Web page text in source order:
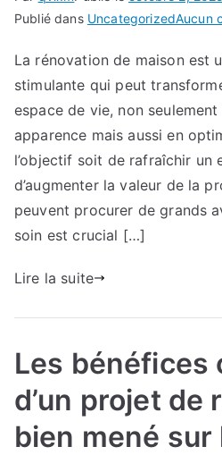
Publié dans UncategorizedAucun
La rénovation de maison est
stimulante qui peut
espace de vie, non
apparence mais aussi en
l’objectif soit de rafraîchir un
d’augmenter la valeur de la
peuvent procurer de grands
soin est crucial […]
Lire la suite
Les bénéfices
d’un projet de
bien mené sur